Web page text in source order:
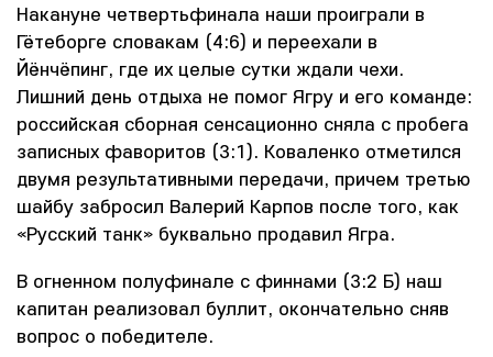
Накануне четвертьфинала наши проиграли в
Гётеборге словакам (4:6) и переехали в
Йёнчёпинг, где их целые сутки ждали чехи.
Лишний день отдыха не помог Ягру и его команде:
российская сборная сенсационно сняла с пробега
записных фаворитов (3:1). Коваленко отметился
двумя результативными передачи, причем третью
шайбу забросил Валерий Карпов после того, как
«Русский танк» буквально продавил Ягра.
В огненном полуфинале с финнами (3:2 Б) наш
капитан реализовал буллит, окончательно сняв
вопрос о победителе.